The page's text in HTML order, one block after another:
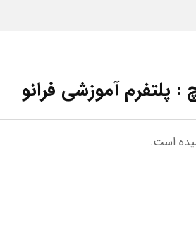
پلتفرم آموزشی فرانو
است.